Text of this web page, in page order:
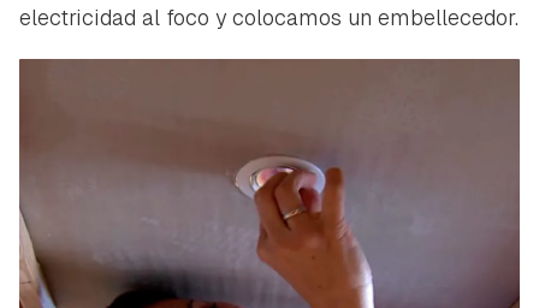
electricidad al foco y colocamos un embellecedor.